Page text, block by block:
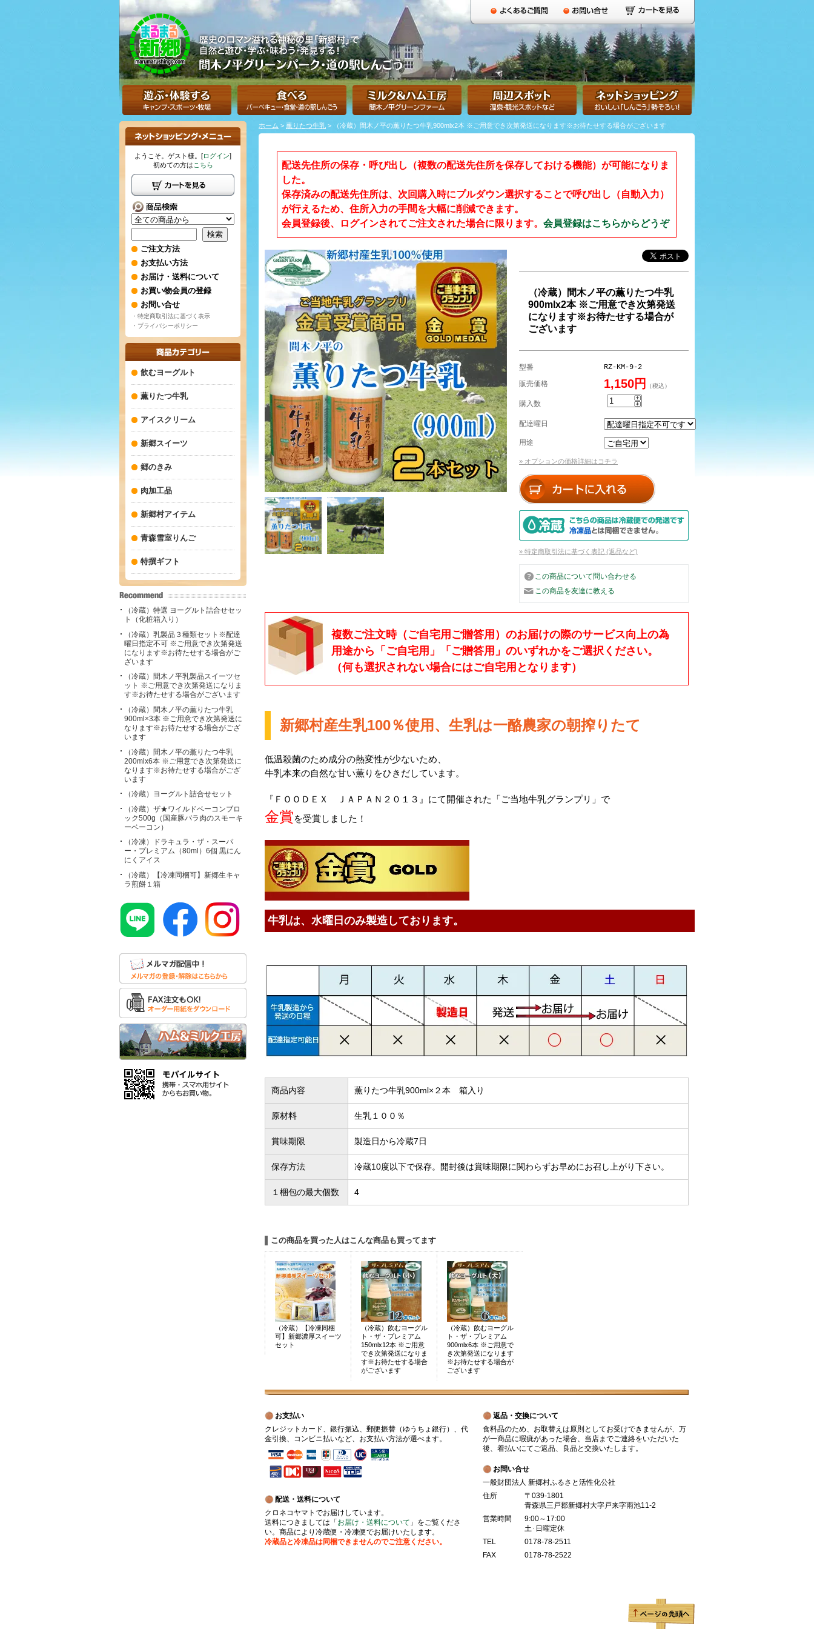
ホーム > 薫りたつ牛乳 > （冷蔵）間木ノ平の薫りたつ牛乳900mlx2本 ※ご用意でき次第発送になります※お待たせする場合がございます
配送先住所の保存・呼び出し（複数の配送先住所を保存しておける機能）が可能になりま
した。
保存済みの配送先住所は、次回購入時にプルダウン選択することで呼び出し（自動入力）
が行えるため、住所入力の手間を大幅に削減できます。
会員登録後、ログインされてご注文された場合に限ります。 会員登録はこちらからどうぞ
（冷蔵）間木ノ平の薫りたつ牛乳
900mlx2本 ※ご用意でき次第発送
になります※お待たせする場合が
ございます
型番
RZ-KM-9-2
販売価格
1,150円 （税込）
購入数
配達曜日
用途
» オプションの価格詳細はコチラ
» 特定商取引法に基づく表記 (返品など)
この商品について問い合わせる
この商品を友達に教える
複数ご注文時（ご自宅用ご贈答用）のお届けの際のサービス向上の為
用途から「ご自宅用」「ご贈答用」のいずれかをご選択ください。
（何も選択されない場合にはご自宅用となります）
新郷村産生乳100％使用、生乳は一酪農家の朝搾りたて
低温殺菌のため成分の熱変性が少ないため、
牛乳本来の自然な甘い薫りをひきだしています。
『ＦＯＯＤＥＸ ＪＡＰＡＮ２０１３』にて開催された「ご当地牛乳グランプリ」で
金賞を受賞しました！
牛乳は、水曜日のみ製造しております。
商品内容 薫りたつ牛乳900ml×２本 箱入り
原材料 生乳１００％
賞味期限 製造日から冷蔵7日
保存方法 冷蔵10度以下で保存。開封後は賞味期限に関わらずお早めにお召し上がり下さい。
１梱包の最大個数 4
この商品を買った人はこんな商品も買ってます
（冷蔵）【冷凍同梱
可】新郷濃厚スイーツ
セット
（冷蔵）飲むヨーグル
ト・ザ・プレミアム
150mlx12本 ※ご用意
でき次第発送になりま
す※お待たせする場合
がございます
（冷蔵）飲むヨーグル
ト・ザ・プレミアム
900mlx6本 ※ご用意で
き次第発送になります
※お待たせする場合が
ございます
お支払い
クレジットカード、銀行振込、郵便振替（ゆうちょ銀行）、代
金引換、コンビニ払いなど、お支払い方法が選べます。
配送・送料について
クロネコヤマトでお届けしています。
送料につきましては「 お届け・送料について 」をご覧くださ
い。商品により冷蔵便・冷凍便でお届けいたします。
冷蔵品と冷凍品は同梱できませんのでご注意ください。
返品・交換について
食料品のため、お取替えは原則としてお受けできませんが、万
が一商品に瑕疵があった場合、当店までご連絡をいただいた
後、着払いにてご返品、良品と交換いたします。
お問い合せ
一般財団法人 新郷村ふるさと活性化公社
住所
〒039-1801
青森県三戸郡新郷村大字戸来字雨池11-2
営業時間
9:00～17:00
土･日曜定休
TEL
0178-78-2511
FAX
0178-78-2522
ようこそ。ゲスト様。[ログイン]
初めての方は こちら
ご注文方法
お支払い方法
お届け・送料について
お買い物会員の登録
お問い合せ
・特定商取引法に基づく表示
・プライバシーポリシー
飲むヨーグルト
薫りたつ牛乳
アイスクリーム
新郷スイーツ
郷のきみ
肉加工品
新郷村アイテム
青森雪室りんご
特撰ギフト
（冷蔵）特選 ヨーグルト詰合せセッ
ト（化粧箱入り）
（冷蔵）乳製品３種類セット※配達
曜日指定不可 ※ご用意でき次第発送
になります※お待たせする場合がご
ざいます
（冷蔵）間木ノ平乳製品スイーツセ
ット ※ご用意でき次第発送になりま
す※お待たせする場合がございます
（冷蔵）間木ノ平の薫りたつ牛乳
900ml×3本 ※ご用意でき次第発送に
なります※お待たせする場合がござ
います
（冷蔵）間木ノ平の薫りたつ牛乳
200mlx6本 ※ご用意でき次第発送に
なります※お待たせする場合がござ
います
（冷蔵）ヨーグルト詰合せセット
（冷蔵）ザ★ワイルドベーコンブロ
ック500g（国産豚バラ肉のスモーキ
ーベーコン）
（冷凍）ドラキュラ・ザ・スーパ
ー・プレミアム（80ml）6個 黒にん
にくアイス
（冷蔵）【冷凍同梱可】新郷生キャ
ラ煎餅１箱